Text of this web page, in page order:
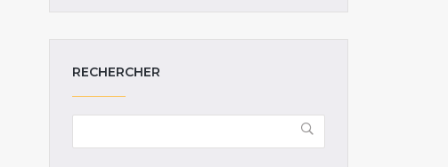
RECHERCHER